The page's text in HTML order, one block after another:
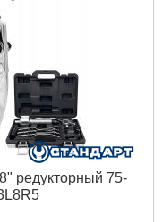
редукторный 75-